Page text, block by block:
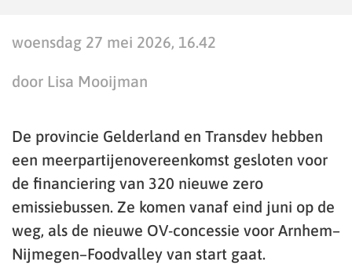
woensdag 27 mei 2026, 16.42
door Lisa Mooijman
De provincie Gelderland en Transdev hebben
een meerpartijenovereenkomst gesloten voor
de financiering van 320 nieuwe zero
emissiebussen. Ze komen vanaf eind juni op de
weg, als de nieuwe OV-concessie voor Arnhem–
Nijmegen–Foodvalley van start gaat.